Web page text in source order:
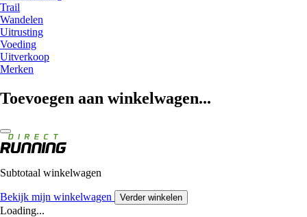
Trail
Wandelen
Uitrusting
Voeding
Uitverkoop
Merken
Toevoegen aan winkelwagen...
Subtotaal winkelwagen
Bekijk mijn winkelwagen Verder winkelen
Loading...